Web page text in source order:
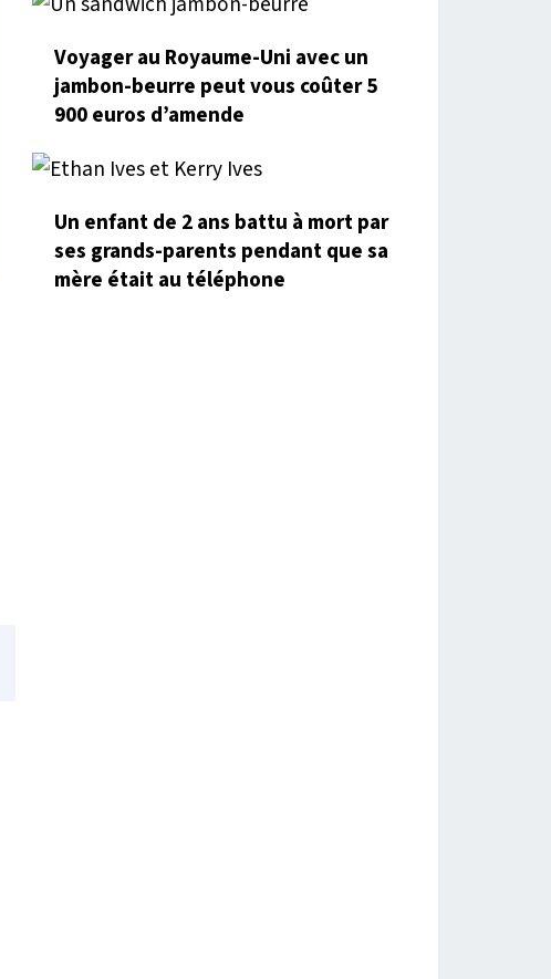
Voyager au Royaume-Uni avec un
jambon-beurre peut vous coûter 5
900 euros d’amende
Un enfant de 2 ans battu à mort par
ses grands-parents pendant que sa
mère était au téléphone